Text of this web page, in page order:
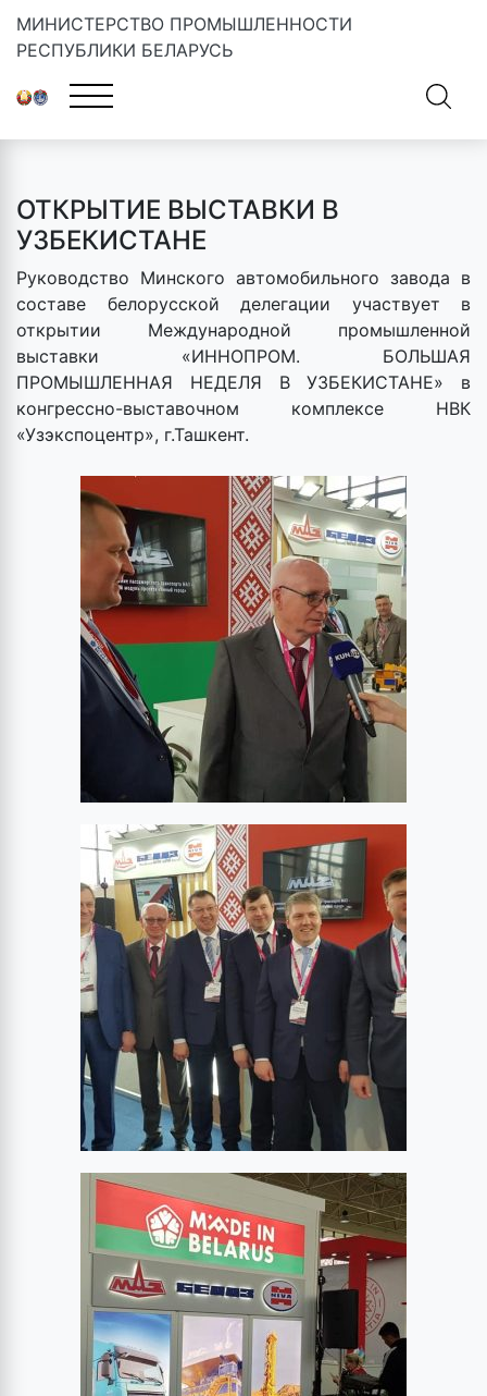
МИНИСТЕРСТВО ПРОМЫШЛЕННОСТИ
РЕСПУБЛИКИ БЕЛАРУСЬ
Главная»Новости ОТКРЫТИЕ ВЫСТАВКИ В УЗБЕКИСТАНЕ
ОТКРЫТИЕ ВЫСТАВКИ В
УЗБЕКИСТАНЕ
Руководство Минского автомобильного завода в
составе белорусской делегации участвует в
открытии Международной промышленной
выставки «ИННОПРОМ. БОЛЬШАЯ
ПРОМЫШЛЕННАЯ НЕДЕЛЯ В УЗБЕКИСТАНЕ» в
конгрессно-выставочном комплексе НВК
«Узэкспоцентр», г.Ташкент.